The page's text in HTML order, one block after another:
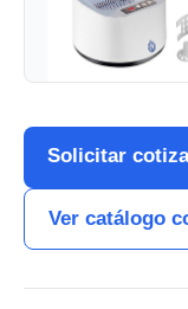
Solicitar
Ver catálogo